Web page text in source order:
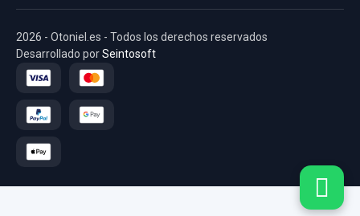
Garantía 1 año
20,65 €
Sin IVA, gastos de envío no incluidos.
2026 - Otoniel.es - Todos los derechos reservados
Desarrollado porSeintosoft